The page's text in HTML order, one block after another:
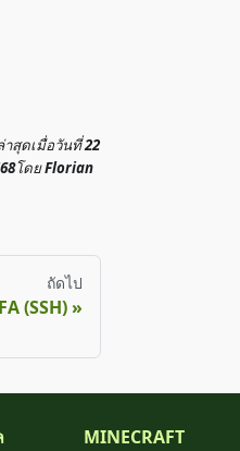
าสุดเมื่อวันที่22
โดยFlorian
ถัดไป
(SSH)
MINECRAFT